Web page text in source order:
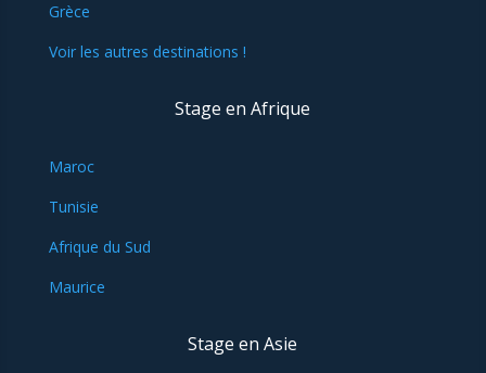
Grèce
Voir les autres destinations !
Stage en Afrique
Maroc
Tunisie
Afrique du Sud
Maurice
Stage en Asie